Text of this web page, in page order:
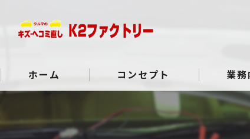
ホーム コンセプト 業
よくある